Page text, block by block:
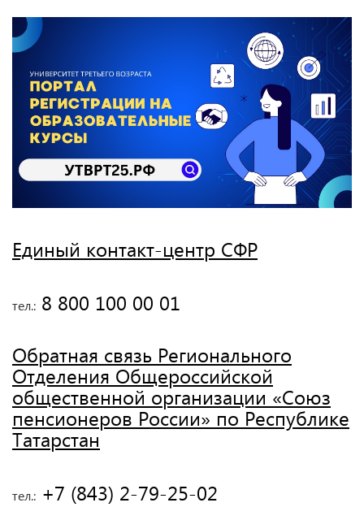
Единый контакт-центр СФР
тел.: 8 800 100 00 01
Обратная связь Регионального
Отделения Общероссийской
общественной организации «Союз
пенсионеров России» по Республике
Татарстан
тел.: +7 (843) 2-79-25-02